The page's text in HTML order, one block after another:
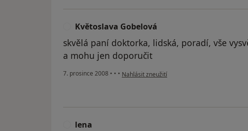
Květoslava Gobelová
skvělá paní doktorka, lidská, poradí, vše
a mohu jen doporučit
7. prosince 2008 • • • podle názoru uživatele Květoslava Gobelová
Nahlásit zneužití
lena